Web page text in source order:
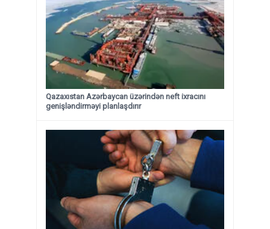
Qazaxıstan Azərbaycan üzərindən neft ixracını
genişləndirməyi planlaşdırır